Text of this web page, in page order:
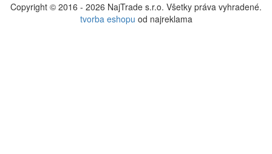
Copyright © 2016 - 2026 NajTrade s.r.o. Všetky práva vyhradené.
tvorba eshopu od najreklama